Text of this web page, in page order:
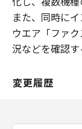
本契約の
により無
分は効力を
(2)
(3)
また、同時に
ウエア「ファ
況などを確認す
変更履歴